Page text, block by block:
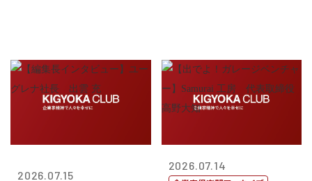
2026.07.15
2026.07.14